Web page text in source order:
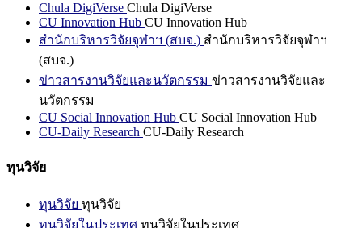
Chula DigiVerse Chula DigiVerse
CU Innovation Hub CU Innovation Hub
สำนักบริหารวิจัยจุฬาฯ (สบจ.) สำนักบริหารวิจัยจุฬาฯ
(สบจ.)
ข่าวสารงานวิจัยและนวัตกรรม ข่าวสารงานวิจัยและ
นวัตกรรม
CU Social Innovation Hub CU Social Innovation Hub
CU-Daily Research CU-Daily Research
ทุนวิจัย
ทุนวิจัย ทุนวิจัย
ทุนวิจัยในประเทศ ทุนวิจัยในประเทศ